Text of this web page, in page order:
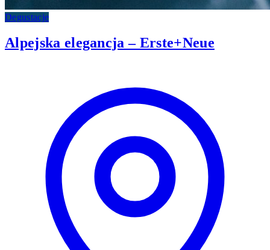
Degustacje
Alpejska elegancja – Erste+Neue